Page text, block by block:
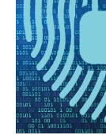
novembre